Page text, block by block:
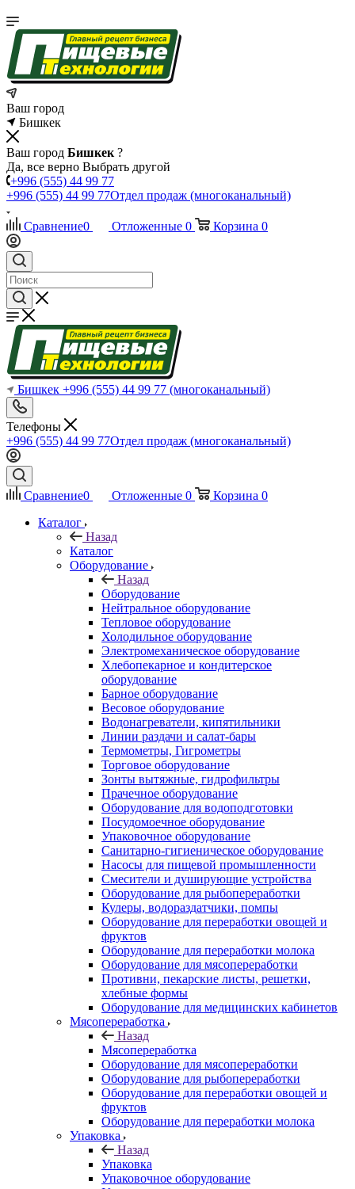
Ваш город
Бишкек
Ваш город Бишкек ?
Да, все верно Выбрать другой
+996 (555) 44 99 77
+996 (555) 44 99 77Отдел продаж (многоканальный)
Сравнение0 Отложенные 0 Корзина 0
Бишкек +996 (555) 44 99 77 (многоканальный)
Телефоны
+996 (555) 44 99 77Отдел продаж (многоканальный)
Сравнение0 Отложенные 0 Корзина 0
Каталог
Назад
Каталог
Оборудование
Назад
Оборудование
Нейтральное оборудование
Тепловое оборудование
Холодильное оборудование
Электромеханическое оборудование
Хлебопекарное и кондитерское
оборудование
Барное оборудование
Весовое оборудование
Водонагреватели, кипятильники
Линии раздачи и салат-бары
Термометры, Гигрометры
Торговое оборудование
Зонты вытяжные, гидрофильтры
Прачечное оборудование
Оборудование для водоподготовки
Посудомоечное оборудование
Упаковочное оборудование
Санитарно-гигиеническое оборудование
Насосы для пищевой промышленности
Смесители и душирующие устройства
Оборудование для рыбопереработки
Кулеры, водораздатчики, помпы
Оборудование для переработки овощей и
фруктов
Оборудование для переработки молока
Оборудование для мясопереработки
Противни, пекарские листы, решетки,
хлебные формы
Оборудование для медицинских кабинетов
Мясопереработка
Назад
Мясопереработка
Оборудование для мясопереработки
Оборудование для рыбопереработки
Оборудование для переработки овощей и
фруктов
Оборудование для переработки молока
Упаковка
Назад
Упаковка
Упаковочное оборудование